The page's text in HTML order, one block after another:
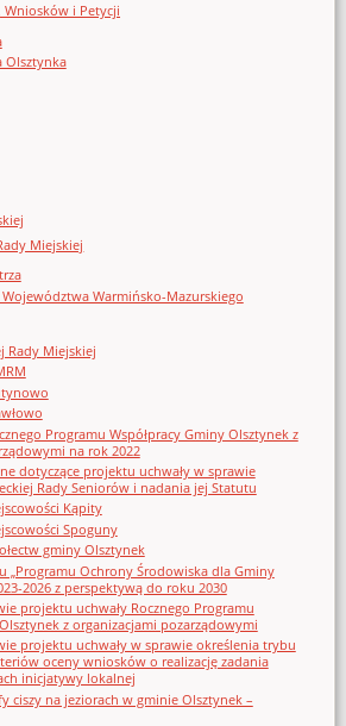
Wniosków i Petycji
Olsztynka
Miejskiej
Warmińsko-Mazurskiego
Rady Miejskiej
Programu Współpracy Gminy Olsztynek z
na rok 2022
dotyczące projektu uchwały w sprawie
Rady Seniorów i nadania jej Statutu
Kąpity
Spoguny
gminy Olsztynek
„Programu Ochrony Środowiska dla Gminy
2026 z perspektywą do roku 2030
projektu uchwały Rocznego Programu
z organizacjami pozarządowymi
projektu uchwały w sprawie określenia trybu
oceny wniosków o realizację zadania
inicjatywy lokalnej
ciszy na jeziorach w gminie Olsztynek –